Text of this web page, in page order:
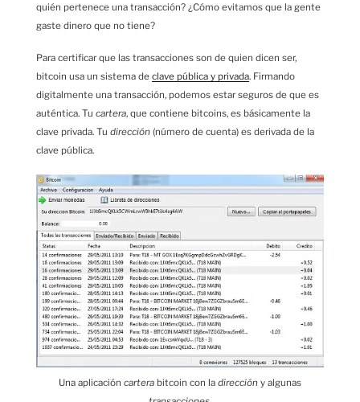
quién pertenece una transacción? ¿Cómo evitamos que la gente
gaste dinero que no tiene?
Para certificar que las transacciones son de quien dicen ser,
bitcoin usa un sistema de clave pública y privada. Firmando
digitalmente una transacción, podemos estar seguros de que es
auténtica. Tu cartera, que contiene bitcoins, es básicamente la
clave privada. Tu dirección (número de cuenta) es derivada de la
clave pública.
Una aplicación cartera bitcoin con la dirección y algunas